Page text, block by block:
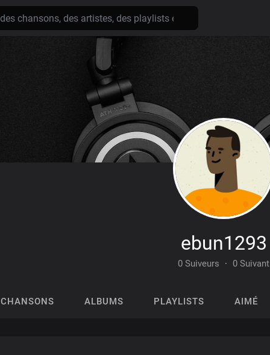
ebun1293
0 Suiveurs · 0 Suivant
CHANSONS ALBUMS PLAYLISTS AIMÉ